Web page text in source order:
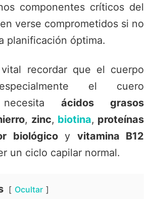
componentes críticos del
verse comprometidos si no
planificación óptima.
recordar que el cuerpo
el cuero
necesita ácidos grasos
, zinc, biotina, proteínas
biológicoy vitamina B12
un ciclo capilar normal.
Ocultar